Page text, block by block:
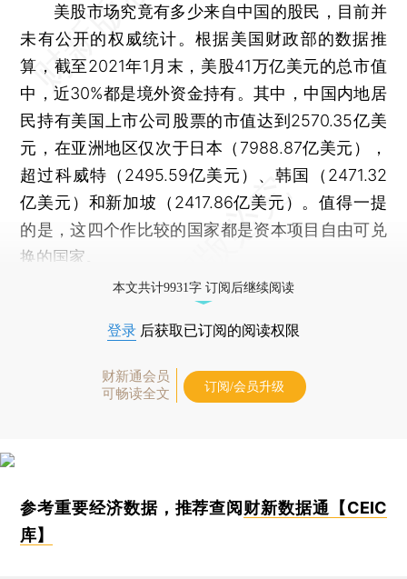
美股市场究竟有多少来自中国的股民，目前并
未有公开的权威统计。根据美国财政部的数据推
算，截至2021年1月末，美股41万亿美元的总市值
中，近30%都是境外资金持有。其中，中国内地居
民持有美国上市公司股票的市值达到2570.35亿美
元，在亚洲地区仅次于日本（7988.87亿美元），
超过科威特（2495.59亿美元）、韩国（2471.32
亿美元）和新加坡（2417.86亿美元）。值得一提
的是，这四个作比较的国家都是资本项目自由可兑
换的国家。
本文共计9931字 订阅后继续阅读
登录 后获取已订阅的阅读权限
财新通会员
可畅读全文
订阅/会员升级
参考重要经济数据，推荐查阅财新数据通【CEIC
库】